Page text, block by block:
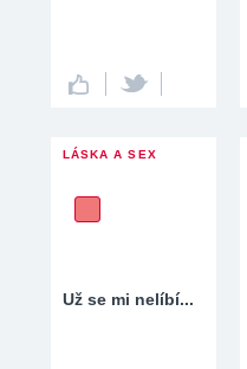
LÁSKA A SEX
Už se mi nelíbí...